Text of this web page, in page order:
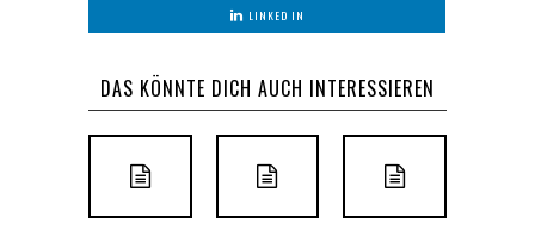
LINKED IN
DAS KÖNNTE DICH AUCH INTERESSIEREN